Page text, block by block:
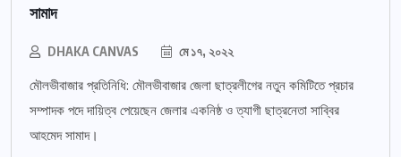
সামাদ
DHAKA CANVAS মে ১৭, ২০২২
মৌলভীবাজার প্রতিনিধি: মৌলভীবাজার জেলা ছাত্রলীগের নতুন কমিটিতে প্রচার
সম্পাদক পদে দায়িত্ব পেয়েছেন জেলার একনিষ্ঠ ও ত্যাগী ছাত্রনেতা সাব্বির
আহমেদ সামাদ।